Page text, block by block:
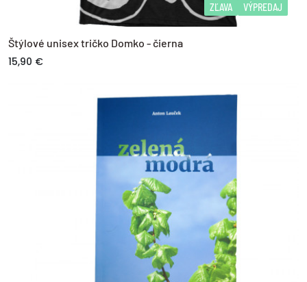
ZĽAVA VÝPREDAJ
Štýlové unisex tričko Domko - čierna
15,90 €